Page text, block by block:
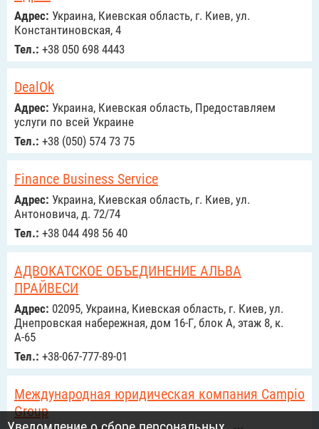
Адрес: Украина, Киевская область, г. Киев, ул.
Константиновская, 4
Тел.: +38 050 698 4443
DealOk
Адрес: Украина, Киевская область, Предоставляем
услуги по всей Украине
Тел.: +38 (050) 574 73 75
Finance Business Service
Адрес: Украина, Киевская область, г. Киев, ул.
Антоновича, д. 72/74
Тел.: +38 044 498 56 40
АДВОКАТСКОЕ ОБЪЕДИНЕНИЕ АЛЬВА
ПРАЙВЕСИ
Адрес: 02095, Украина, Киевская область, г. Киев, ул.
Днепровская набережная, дом 16-Г, блок А, этаж 8, к.
А-65
Тел.: +38-067-777-89-01
Международная юридическая компания Campio
Group